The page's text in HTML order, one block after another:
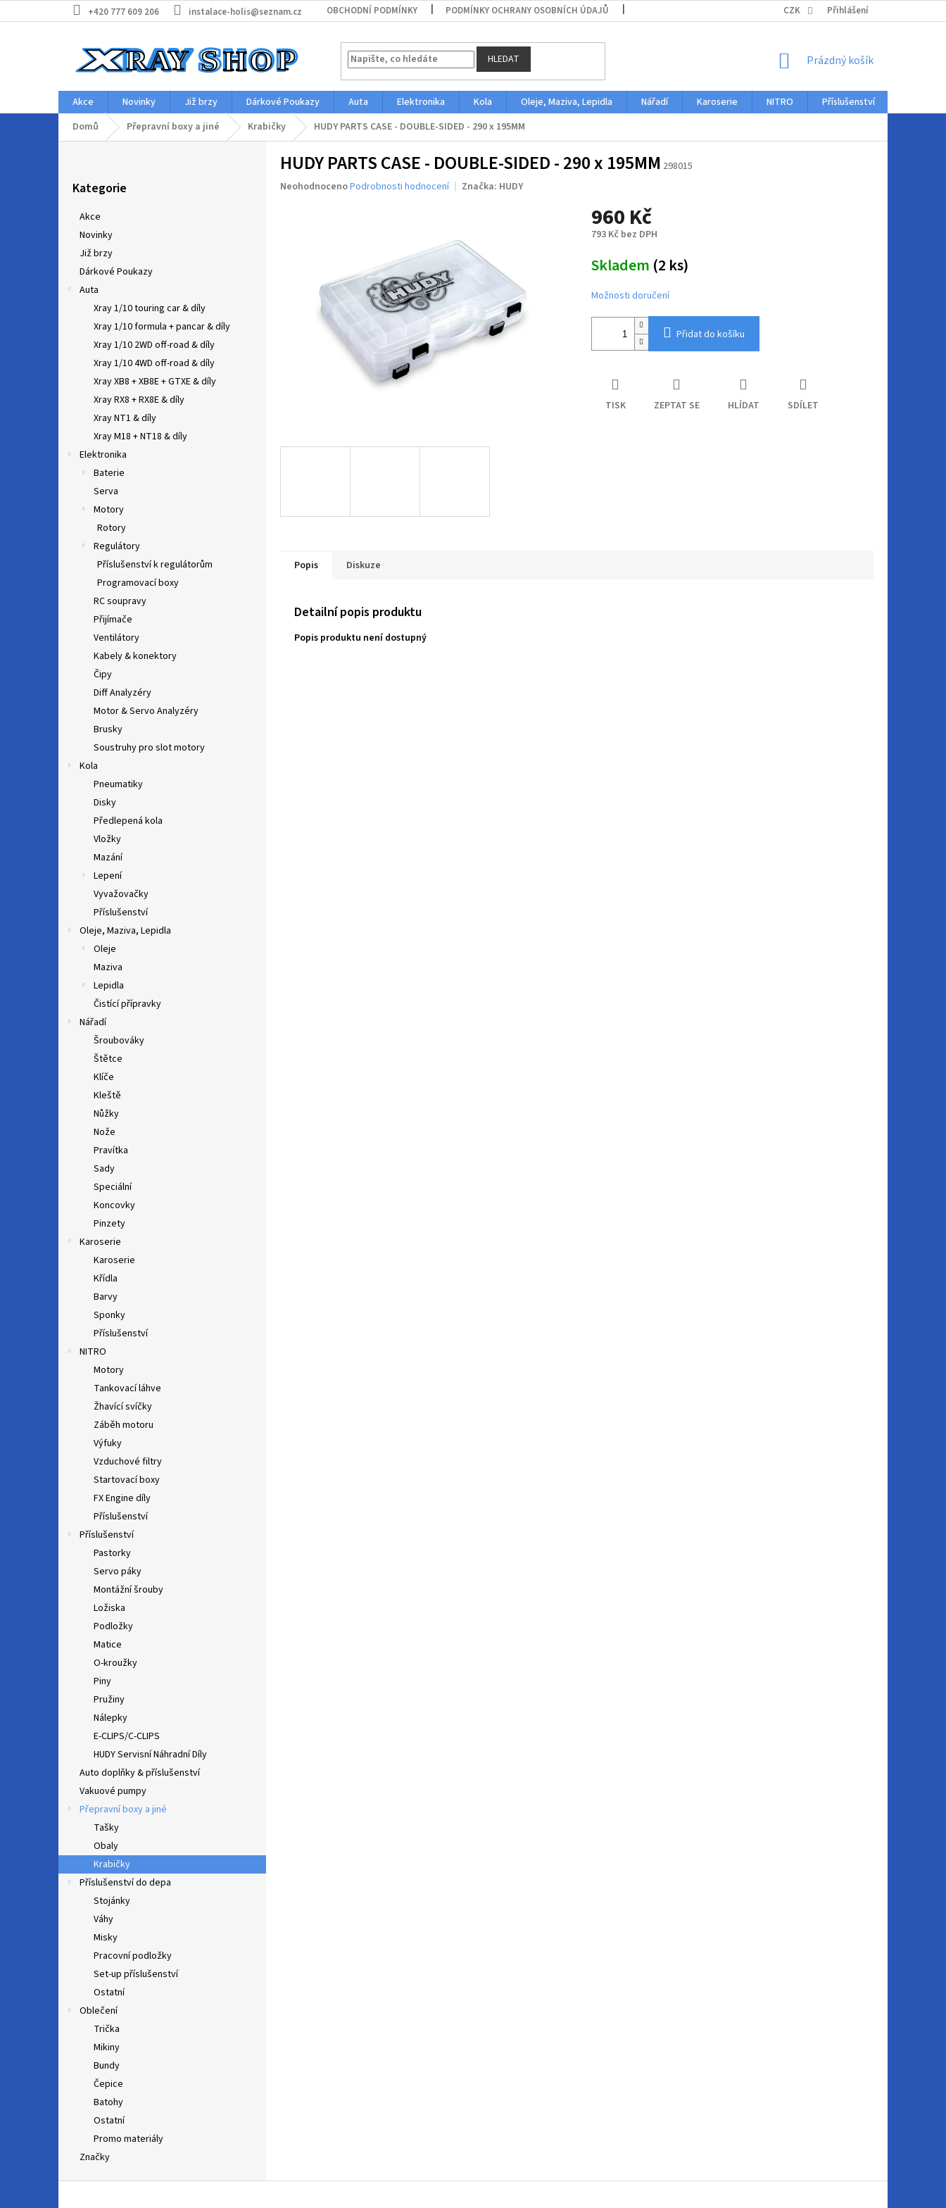
na
+420 777 609 206 instalace-holis@seznam.cz OBCHODNÍ PODMÍNKY PODMÍNKY OCHRANY OSOBNÍCH ÚDAJŮ CZK Přihlášení
HLEDAT
NÁKUPNÍ
Prázdný košík
Akce Novinky Již brzy Dárkové Poukazy Auta Elektronika Kola Oleje, Maziva, Lepidla Nářadí Karoserie NITRO Příslušenství
Domů
Přepravní boxy a jiné Krabičky HUDY PARTS CASE - DOUBLE-SIDED - 290 x 195MM
kategorie
Kategorie
Akce
Novinky
Již brzy
Dárkové Poukazy
Auta
Xray 1/10 touring car & díly
Xray 1/10 formula + pancar & díly
Xray 1/10 2WD off-road & díly
Xray 1/10 4WD off-road & díly
Xray XB8 + XB8E + GTXE & díly
Xray RX8 + RX8E & díly
Xray NT1 & díly
Xray M18 + NT18 & díly
Elektronika
Baterie
Serva
Motory
Rotory
Regulátory
Příslušenství k regulátorům
Programovací boxy
RC soupravy
Přijímače
Ventilátory
Kabely & konektory
Čipy
Diff Analyzéry
Motor & Servo Analyzéry
Brusky
Soustruhy pro slot motory
Kola
Pneumatiky
Disky
Předlepená kola
Vložky
Mazání
Lepení
Vyvažovačky
Příslušenství
Oleje, Maziva, Lepidla
Oleje
Maziva
Lepidla
Čistící přípravky
Nářadí
Šroubováky
Štětce
Klíče
Kleště
Nůžky
Nože
Pravítka
Sady
Speciální
Koncovky
Pinzety
Karoserie
Karoserie
Křídla
Barvy
Sponky
Příslušenství
NITRO
Motory
Tankovací láhve
Žhavící svíčky
Záběh motoru
Výfuky
Vzduchové filtry
Startovací boxy
FX Engine díly
Příslušenství
Příslušenství
Pastorky
Servo páky
Montážní šrouby
Ložiska
Podložky
Matice
O-kroužky
Piny
Pružiny
Nálepky
E-CLIPS/C-CLIPS
HUDY Servisní Náhradní Díly
Auto doplňky & příslušenství
Vakuové pumpy
Přepravní boxy a jiné
Tašky
Obaly
Krabičky
Příslušenství do depa
Stojánky
Váhy
Misky
Pracovní podložky
Set-up příslušenství
Ostatní
Oblečení
Trička
Mikiny
Bundy
Čepice
Batohy
Ostatní
Promo materiály
Značky
HUDY PARTS CASE - DOUBLE-SIDED - 290 x 195MM 298015
Průměrné
hvězdiček.
NeohodnocenoPodrobnosti hodnocení Značka: HUDY
960 Kč
793 Kč bez DPH
cena:
Skladem (2 ks)
Možnosti doručení
Přidat do košíku
TISK ZEPTAT SE HLÍDAT SDÍLET
Popis Diskuze
Detailní popis produktu
Popis produktu není dostupný